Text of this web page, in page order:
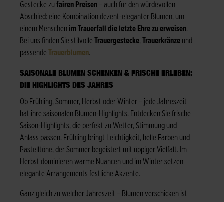
Gestecke zu fairen Preisen – auch für den würdevollen
Abschied: eine Kombination dezent-eleganter Blumen, um
einem Menschen im Trauerfall die letzte Ehre zu erweisen.
Bei uns finden Sie stilvolle Trauergestecke, Trauerkränze und
passende Trauerblumen.
SAISONALE BLUMEN SCHENKEN & FRISCHE ERLEBEN:
DIE HIGHLIGHTS DES JAHRES
Ob Frühling, Sommer, Herbst oder Winter – jede Jahreszeit
hat ihre saisonalen Blumen-Highlights. Entdecken Sie frische
Saison-Highlights, die perfekt zu Wetter, Stimmung und
Anlass passen. Frühling bringt Leichtigkeit, helle Farben und
Pastelltöne, der Sommer begeistert mit üppiger Vielfalt. Im
Herbst dominieren warme Nuancen und im Winter setzen
elegante Arrangements festliche Akzente.
Ganz gleich zu welcher Jahreszeit – Blumen verschicken ist